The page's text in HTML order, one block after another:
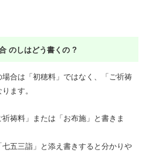
のしはどう書くの ?
合は「初穂料」ではなく、「ご祈祷
ます。
祷料」または「お布施」と書きま
五三詣」と添え書きすると分かりや